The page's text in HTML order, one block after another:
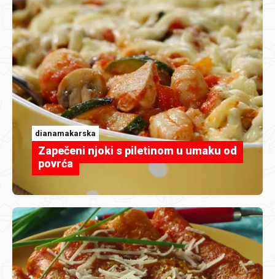
dianamakarska
Zapečeni njoki s piletinom u umaku od
povrća